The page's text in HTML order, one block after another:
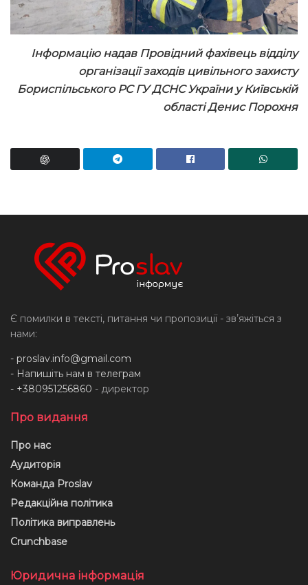
Інформацію надав Провідний фахівець відділу
організації заходів цивільного захисту
Бориспільського РС ГУ ДСНС України у Київській
області Денис Порохня
Є помилки в тексті, питання чи пропозиції - звʼяжіться з
нами:
- proslav.info@gmail.com
- Напишіть нам в телеграм
- +380951256860 - директор
Про видання
Про нас
Аудиторія
Команда Proslav
Редакційна політика
Політика виправлень
Crunchbase
Юридична інформація